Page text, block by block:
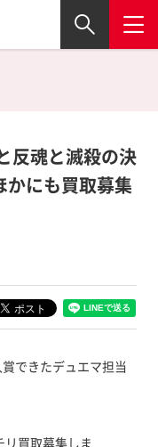
反魂と滅殺の決
にも買取募集
できたデュエマ担当
買取募集しま